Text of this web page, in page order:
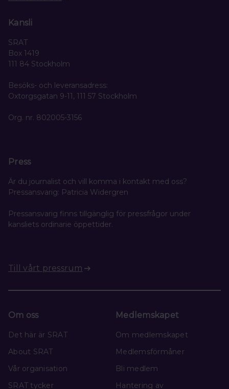
Kansli
SRAT
Box 1419
111 84 Stockholm
Besöks- och leveransadress:
Oxtorgsgatan 9-11, 111 57 Stockholm
Org. nr. 802005-3156
Press
Är du journalist och vill komma i kontakt med oss?
Pressansvarig: Patricia Widergren
Pressansvarig finns tillgänglig för pressfrågor under
kansliets ordinarie öppettider.
Till vårt pressrum
Om oss
Det här är SRAT
About SRAT
Vår organisation
SRAT tycker
Medlemskapet
Om medlemskapet
Medlemsförmåner
Bli medlem
Hantering av